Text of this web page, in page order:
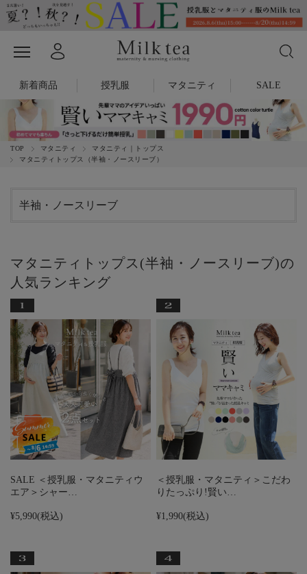
新着商品 授乳服 マタニティ SALE
TOP マタニティ
マタニティ｜トップス
マタニティトップス（半袖・ノースリーブ）
半袖・ノースリーブ
マタニティトップス(半袖・ノースリーブ)の
人気ランキング
SALE ＜授乳服・マタニティウ
エア＞シャー…
¥5,990(税込)
＜授乳服・マタニティ＞こだわ
りたっぷり!賢い…
¥1,990(税込)